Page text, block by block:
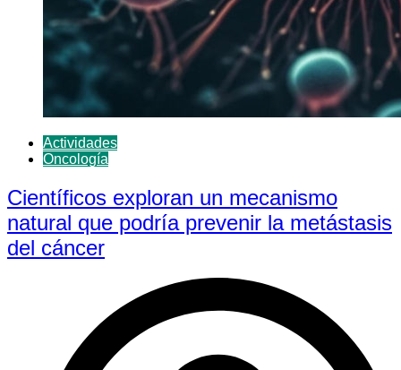
Actividades
Oncología
Científicos exploran un mecanismo
natural que podría prevenir la metástasis
del cáncer